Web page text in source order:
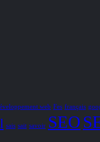
web Fes français
sais sait savoir SEO